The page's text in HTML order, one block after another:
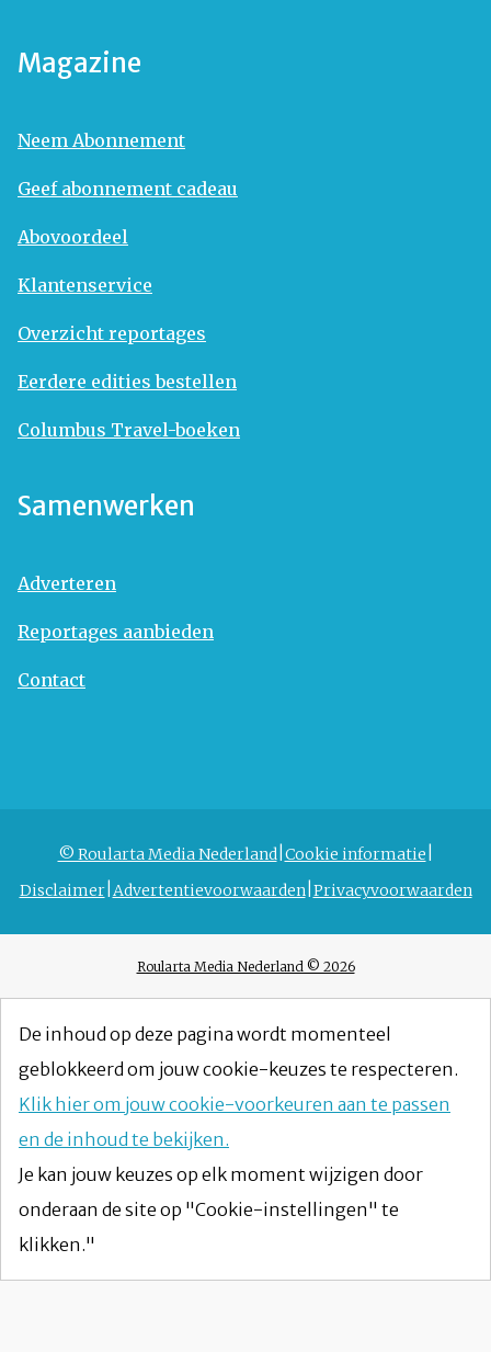
Magazine
Neem Abonnement
Geef abonnement cadeau
Abovoordeel
Klantenservice
Overzicht reportages
Eerdere edities bestellen
Columbus Travel-boeken
Samenwerken
Adverteren
Reportages aanbieden
Contact
© Roularta Media Nederland Cookie informatie
Disclaimer Advertentievoorwaarden Privacyvoorwaarden
Roularta Media Nederland © 2026
De inhoud op deze pagina wordt momenteel
geblokkeerd om jouw cookie-keuzes te respecteren.
Klik hier om jouw cookie-voorkeuren aan te passen
en de inhoud te bekijken.
Je kan jouw keuzes op elk moment wijzigen door
onderaan de site op "Cookie-instellingen" te
klikken."